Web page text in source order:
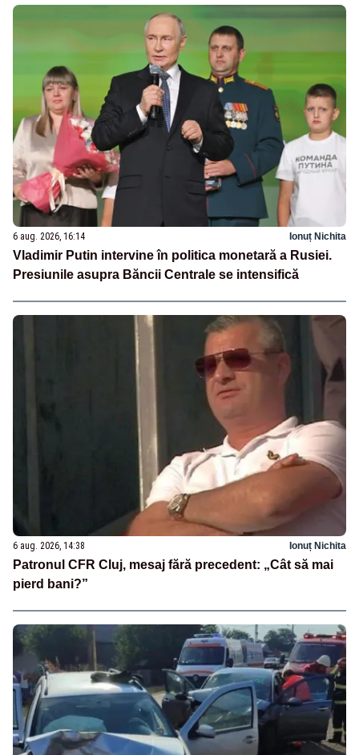
6 aug. 2026, 16:14 Ionuț Nichita
Vladimir Putin intervine în politica monetară a Rusiei.
Presiunile asupra Băncii Centrale se intensifică
6 aug. 2026, 14:38 Ionuț Nichita
Patronul CFR Cluj, mesaj fără precedent: „Cât să mai
pierd bani?”